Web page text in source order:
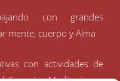
con grandes
mente, cuerpo y Alma
con actividades de